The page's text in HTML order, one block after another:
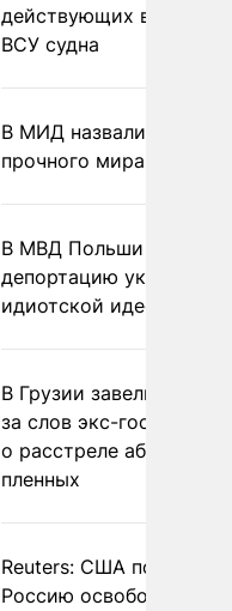
действующих в
ВСУ судна
В МИД назвали условия
прочного мира на
В МВД Польши назвали
депортацию украинцев
идиотской идеей
В Грузии завели дело
за слов экс-
о расстреле абхазских
пленных
Reuters: США
Россию освободить